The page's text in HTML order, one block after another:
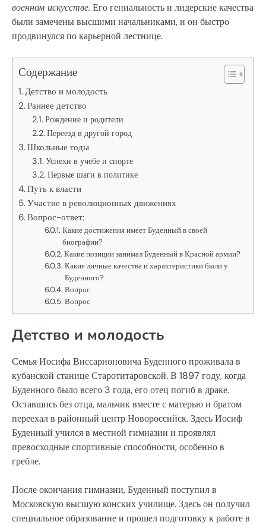
военном искусстве. Его гениальность и лидерские качества
были замечены высшими начальниками, и он быстро
продвинулся по карьерной лестнице.
Содержание
Детство и молодость
Раннее детство
Рождение и родители
Переезд в другой город
Школьные годы
Успехи в учебе и спорте
Первые шаги в политике
Путь к власти
Участие в революционных движениях
Вопрос-ответ:
Какие достижения имеет Буденный в своей
биографии?
Какие позиции занимал Буденный в Красной армии?
Какие личные качества и характеристики были у
Буденного?
Вопрос
Вопрос
Детство и молодость
Семья Иосифа Виссарионовича Буденного проживала в
кубанской станице Старотитаровской. В 1897 году, когда
Буденного было всего 3 года, его отец погиб в драке.
Оставшись без отца, мальчик вместе с матерью и братом
переехал в районный центр Новороссийск. Здесь Иосиф
Буденный учился в местной гимназии и проявлял
превосходные спортивные способности, особенно в
гребле.
После окончания гимназии, Буденный поступил в
Московскую высшую конских училище. Здесь он получил
специальное образование и прошел подготовку к работе в